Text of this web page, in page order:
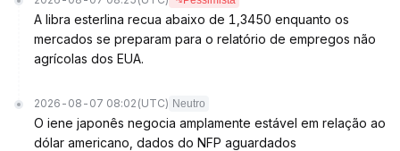
A libra esterlina recua abaixo de 1,3450 enquanto os
mercados se preparam para o relatório de empregos não
agrícolas dos EUA.
2026-08-07 08:02 (UTC) Neutro
O iene japonês negocia amplamente estável em relação ao
dólar americano, dados do NFP aguardados